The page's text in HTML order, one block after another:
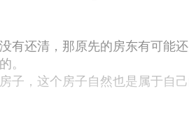
有还清，那原先的房东有可能
子，这个房子自然也是属于自